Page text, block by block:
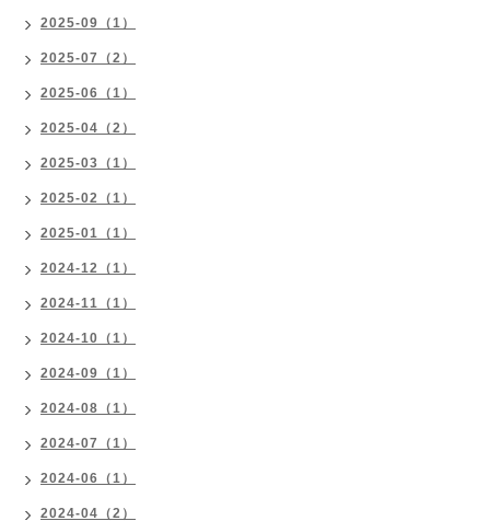
2025-09（1）
2025-07（2）
2025-06（1）
2025-04（2）
2025-03（1）
2025-02（1）
2025-01（1）
2024-12（1）
2024-11（1）
2024-10（1）
2024-09（1）
2024-08（1）
2024-07（1）
2024-06（1）
2024-04（2）